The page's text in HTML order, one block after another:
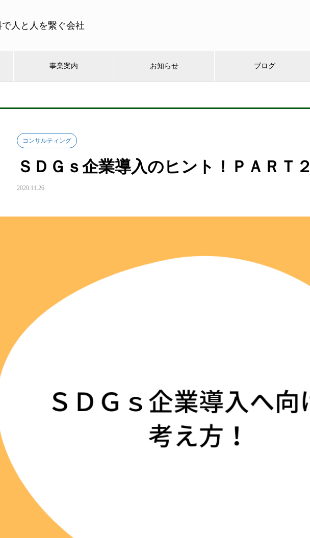
人と人を繋ぐ会社
事業案内 お知らせ ブログ
コンサルティング
ＳＤＧｓ企業導入のヒント！ＰＡＲＴ２
2020.11.26